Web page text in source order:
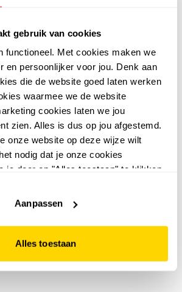
gebruik van cookies
functioneel. Met cookies maken we
en persoonlijker voor jou. Denk aan
die de website goed laten werken
waarmee we de website
cookies laten we jou
zien. Alles is dus op jou afgestemd.
onze website op deze wijze wilt
nodig dat je onze cookies
je door op "Alles toestaan" te klikken.
functioneert.
Aanpassen
Alles toestaan